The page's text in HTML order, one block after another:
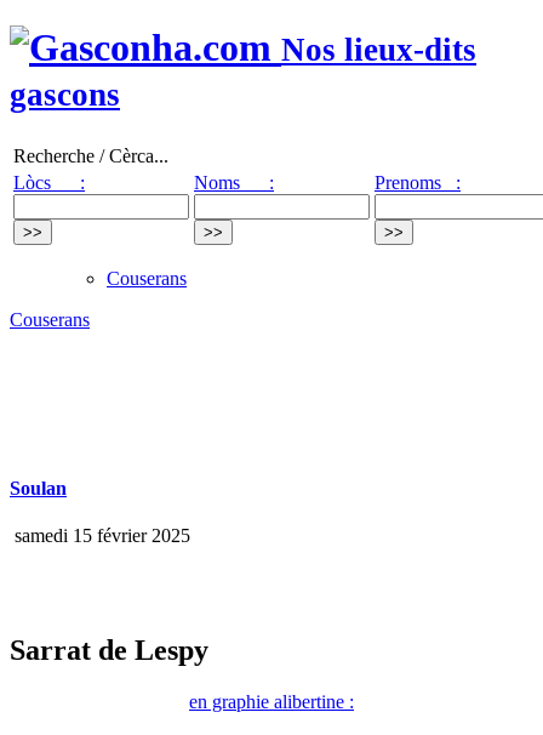
Nos lieux-dits
gascons
Recherche / Cèrca...
Lòcs :
Noms : Prenoms :
Couserans
Couserans
Soulan
samedi 15 février 2025
Sarrat de Lespy
en graphie alibertine :